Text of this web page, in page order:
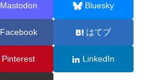
Mastodon Bluesky
Facebook はてブ
Pinterest LinkedIn